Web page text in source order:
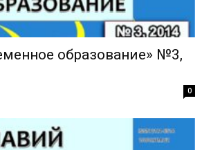
образование» №3,
0